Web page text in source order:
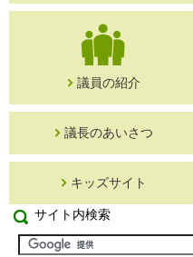
議員の紹介
議長のあいさつ
キッズサイト
サイト内検索